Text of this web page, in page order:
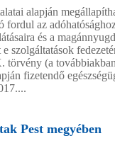
alapján
fordul az
és a
szolgáltatások
törvény (a
fizetendő
Pest megyében